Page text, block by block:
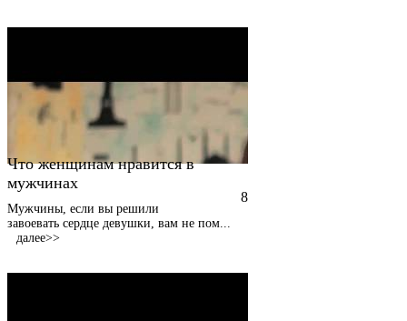
Что женщинам нравится в
мужчинах
8
Мужчины, если вы решили
завоевать сердце девушки, вам не пом
далее>>